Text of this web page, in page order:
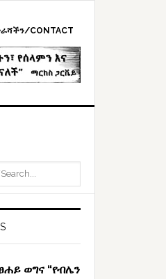
CONTACT
ወግና “የብሌን